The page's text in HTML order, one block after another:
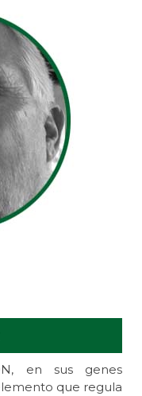
en sus genes
que regula